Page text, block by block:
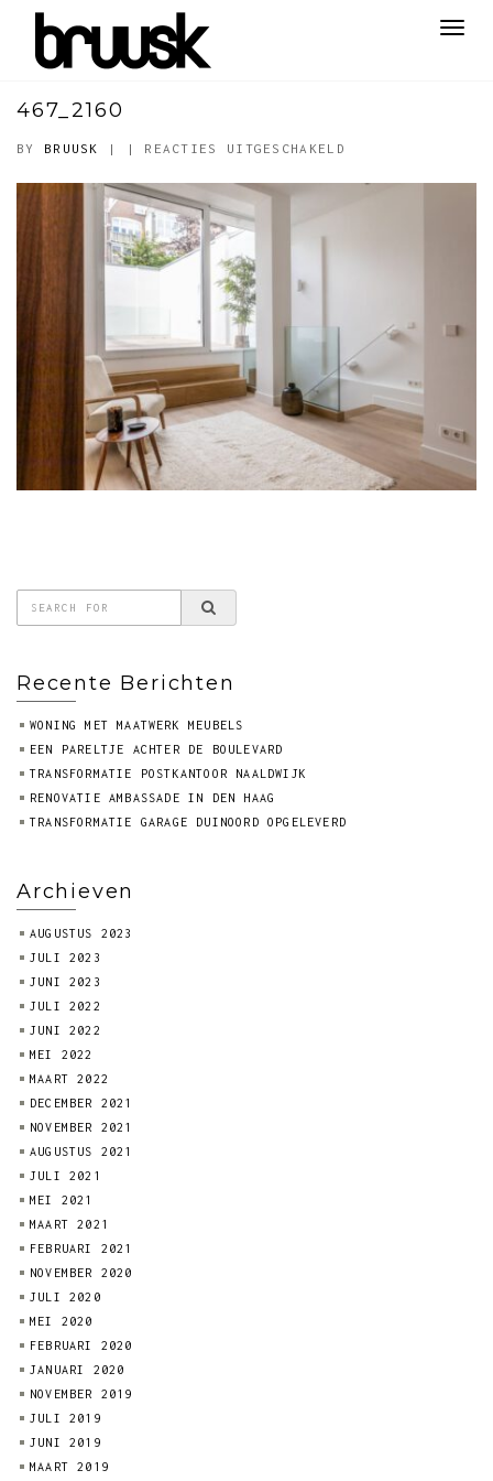
467_2160
BY BRUUSK | | REACTIES UITGESCHAKELD
Recente Berichten
WONING MET MAATWERK MEUBELS
EEN PARELTJE ACHTER DE BOULEVARD
TRANSFORMATIE POSTKANTOOR NAALDWIJK
RENOVATIE AMBASSADE IN DEN HAAG
TRANSFORMATIE GARAGE DUINOORD OPGELEVERD
Archieven
AUGUSTUS 2023
JULI 2023
JUNI 2023
JULI 2022
JUNI 2022
MEI 2022
MAART 2022
DECEMBER 2021
NOVEMBER 2021
AUGUSTUS 2021
JULI 2021
MEI 2021
MAART 2021
FEBRUARI 2021
NOVEMBER 2020
JULI 2020
MEI 2020
FEBRUARI 2020
JANUARI 2020
NOVEMBER 2019
JULI 2019
JUNI 2019
MAART 2019